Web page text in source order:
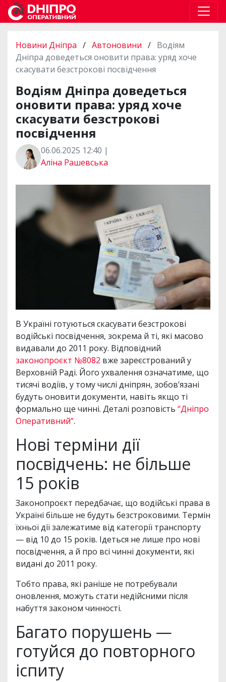
Новини Дніпра / Автоновини / Водіям
Дніпра доведеться оновити права: уряд хоче
скасувати безстрокові посвідчення
Водіям Дніпра доведеться
оновити права: уряд хоче
скасувати безстрокові
посвідчення
06.06.2025 12:40 |
Аліна Рашевська
В Україні готуються скасувати безстрокові
водійські посвідчення, зокрема й ті, які масово
видавали до 2011 року. Відповідний
законопроєкт №8082 вже зареєстрований у
Верховній Раді. Його ухвалення означатиме, що
тисячі водіїв, у тому числі дніпрян, зобов’язані
будуть оновити документи, навіть якщо ті
формально ще чинні. Деталі розповість “Дніпро
Оперативний”.
Нові терміни дії
посвідчень: не більше
15 років
Законопроєкт передбачає, що водійські права в
Україні більше не будуть безстроковими. Термін
їхньої дії залежатиме від категорії транспорту
— від 10 до 15 років. Ідеться не лише про нові
посвідчення, а й про всі чинні документи, які
видані до 2011 року.
Тобто права, які раніше не потребували
оновлення, можуть стати недійсними після
набуття законом чинності.
Багато порушень —
готуйся до повторного
іспиту